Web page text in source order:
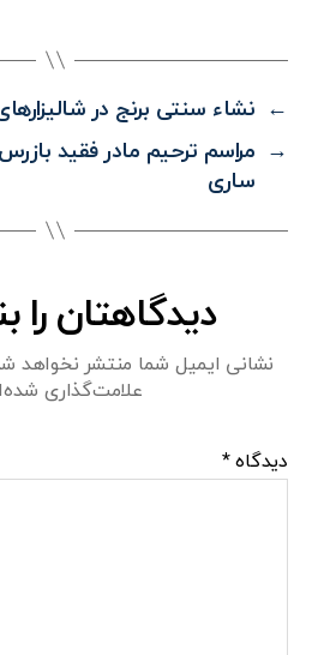
← نشاء سنتی برنج در
→ مراسم ترحیم مادر فقید
ساری
دیدگاهتان را
نشانی ایمیل شما منتشر نخواهد
علامت‌گذاری
دیدگاه*